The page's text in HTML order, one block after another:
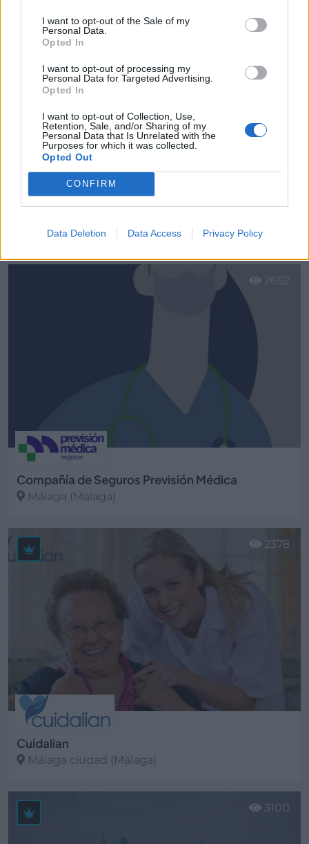
I want to opt-out of the Sale of my
Personal Data.
Opted In
I want to opt-out of processing my
Personal Data for Targeted Advertising.
Opted In
I want to opt-out of Collection, Use,
Retention, Sale, and/or Sharing of my
Personal Data that Is Unrelated with the
Purposes for which it was collected.
Opted Out
CONFIRM
Data Deletion Data Access Privacy Policy
Málaga ciudad (Málaga)
Ver más
Compañía de Seguros Previsión Médica
Málaga (Málaga)
Ver más
Cuidalian
Málaga ciudad (Málaga)
Ver más
2378
3100